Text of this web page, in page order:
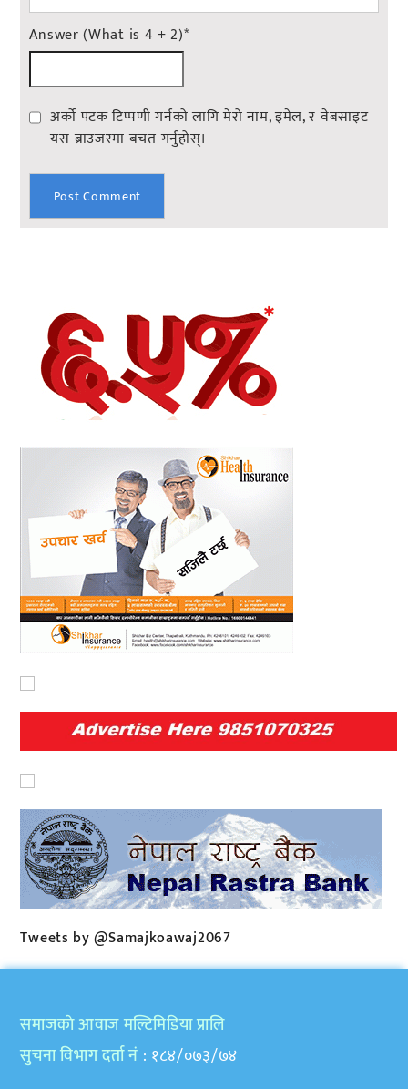
Answer (What is 4 + 2)*
अर्को पटक टिप्पणी गर्नको लागि मेरो नाम, इमेल, र वेबसाइट
यस ब्राउजरमा बचत गर्नुहोस्।
Tweets by @Samajkoawaj2067
समाजकाे आवाज मल्टिमिडिया प्रालि
सुचना विभाग दर्ता नं : १८४/०७३/७४